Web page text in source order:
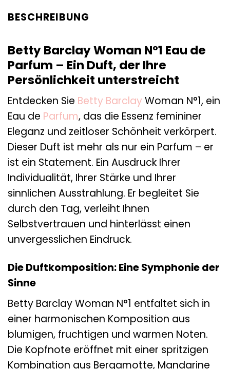
BESCHREIBUNG
Betty Barclay Woman N°1 Eau de
Parfum – Ein Duft, der Ihre
Persönlichkeit unterstreicht
Entdecken Sie Betty BarclayWoman N°1, ein
Eau de Parfum, das die Essenz femininer
Eleganz und zeitloser Schönheit verkörpert.
Dieser Duft ist mehr als nur ein Parfum – er
ist ein Statement. Ein Ausdruck Ihrer
Individualität, Ihrer Stärke und Ihrer
sinnlichen Ausstrahlung. Er begleitet Sie
durch den Tag, verleiht Ihnen
Selbstvertrauen und hinterlässt einen
unvergesslichen Eindruck.
Die Duftkomposition: Eine Symphonie der
Sinne
Betty Barclay Woman N°1 entfaltet sich in
einer harmonischen Komposition aus
blumigen, fruchtigen und warmen Noten.
Die Kopfnote eröffnet mit einer spritzigen
Kombination aus Bergamotte, Mandarine